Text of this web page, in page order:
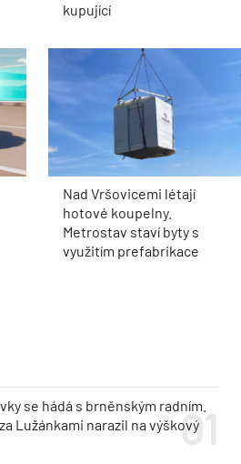
kupující
Nad Vršovicemi létají
hotové koupelny.
Metrostav staví byty s
využitím prefabrikace
se hádá s brněnským radním.
Lužánkami narazil na výškový